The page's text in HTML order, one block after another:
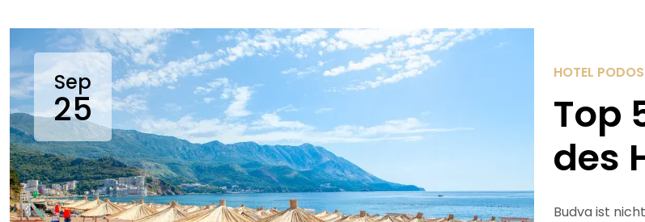
Sep
25
HOTEL
Top
des
Budva ist